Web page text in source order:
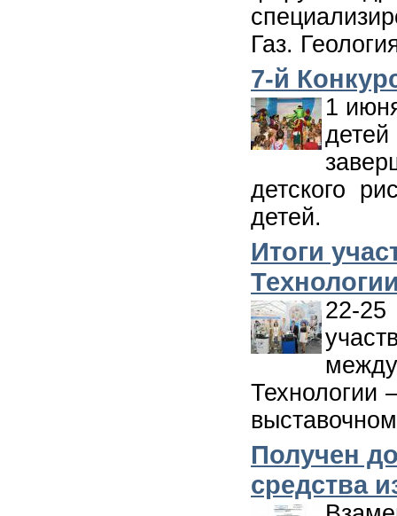
Газ.
7-й
1
детского
детей.
Итоги
22-25
Технологии
Получен
средства